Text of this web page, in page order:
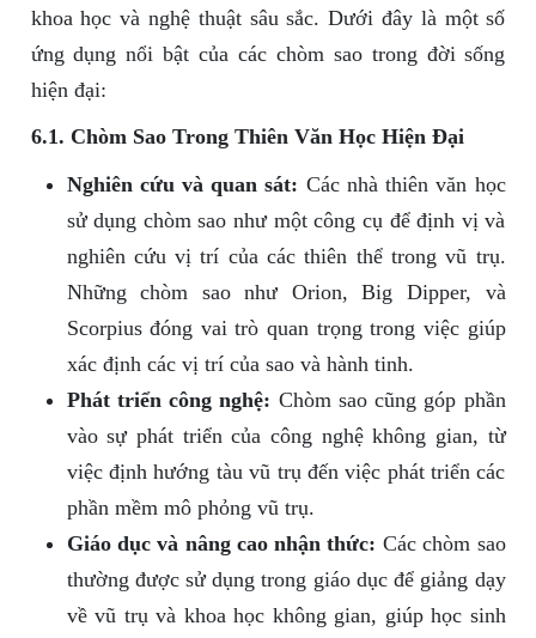
khoa học và nghệ thuật sâu sắc. Dưới đây là một số
ứng dụng nổi bật của các chòm sao trong đời sống
hiện đại:
6.1. Chòm Sao Trong Thiên Văn Học Hiện Đại
Nghiên cứu và quan sát: Các nhà thiên văn học
sử dụng chòm sao như một công cụ để định vị và
nghiên cứu vị trí của các thiên thể trong vũ trụ.
Những chòm sao như Orion, Big Dipper, và
Scorpius đóng vai trò quan trọng trong việc giúp
xác định các vị trí của sao và hành tinh.
Phát triển công nghệ: Chòm sao cũng góp phần
vào sự phát triển của công nghệ không gian, từ
việc định hướng tàu vũ trụ đến việc phát triển các
phần mềm mô phỏng vũ trụ.
Giáo dục và nâng cao nhận thức: Các chòm sao
thường được sử dụng trong giáo dục để giảng dạy
về vũ trụ và khoa học không gian, giúp học sinh